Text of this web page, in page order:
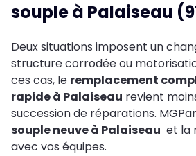
souple à Palaiseau
Deux situations imposent un
structure corrodée ou
ces cas, le remplacement
rapide à Palaiseau revient
succession de réparations.
souple neuve à Palaiseau et la
avec vos équipes.